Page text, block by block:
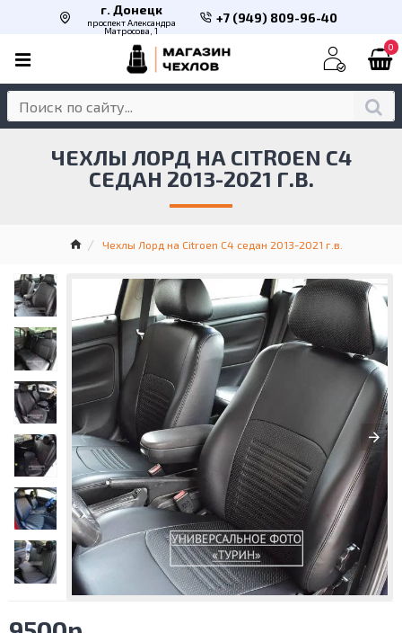
г. Донецк
проспект Александра
Матросова, 1
+7 (949) 809-96-40
0
Чехлы Лорд на Citroen C4 седан 2013-2021 г.в.
ЧЕХЛЫ ЛОРД НА CITROEN C4
СЕДАН 2013-2021 Г.В.